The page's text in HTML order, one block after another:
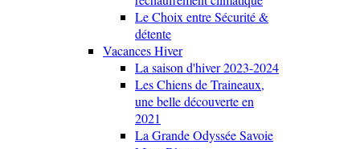
Le Choix entre Sécurité &
détente
Vacances Hiver
La saison d'hiver 2023-2024
Les Chiens de Traineaux,
une belle découverte en
2021
La Grande Odyssée Savoie